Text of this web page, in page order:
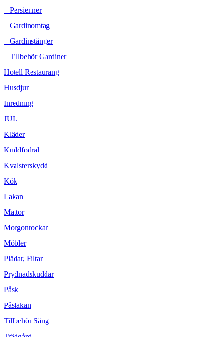
Persienner
Gardinomtag
Gardinstänger
Tillbehör Gardiner
Hotell Restaurang
Husdjur
Inredning
JUL
Kläder
Kuddfodral
Kvalsterskydd
Kök
Lakan
Mattor
Morgonrockar
Möbler
Plädar, Filtar
Prydnadskuddar
Påsk
Påslakan
Tillbehör Säng